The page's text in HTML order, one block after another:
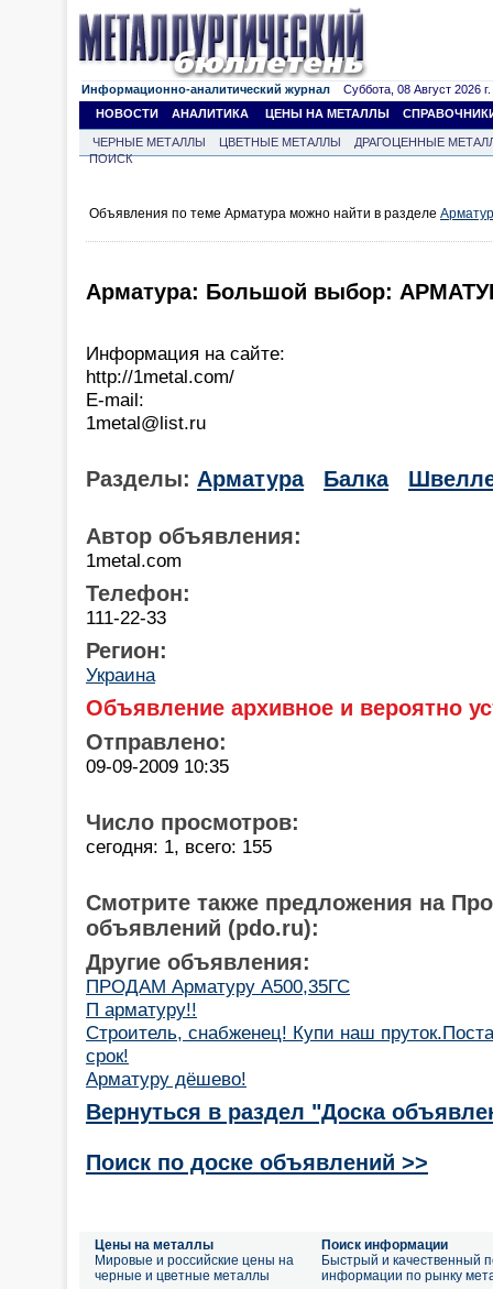
Информационно-аналитический журнал Суббота, 08 Август 2026 г.
НОВОСТИ
АНАЛИТИКА ЦЕНЫ НА МЕТАЛЛЫ
ЧЕРНЫЕ МЕТАЛЛЫ ЦВЕТНЫЕ МЕТАЛЛЫ
ДРАГОЦЕННЫЕ
ПОИСК
Объявления по теме Арматура можно найти в разделе
Арматура: Большой выбор:
Информация на сайте:
http://1metal.com/
E-mail:
1metal@list.ru
Разделы: Арматура Балка
Автор объявления:
1metal.com
Телефон:
111-22-33
Регион:
Украина
Объявление архивное и вероятно
Отправлено:
09-09-2009 10:35
Число просмотров:
сегодня: 1, всего: 155
Смотрите также предложения на
объявлений (pdo.ru):
Другие объявления:
ПРОДАМ Арматуру А500,35ГС
П арматуру!!
Строитель, снабженец! Купи наш
срок!
Арматуру дёшево!
Вернуться в раздел "Доска
Поиск по доске объявлений >>
Цены на металлы
Мировые и российские цены на
черные и цветные металлы
Поиск информации
Быстрый и качественный
информации по рынку